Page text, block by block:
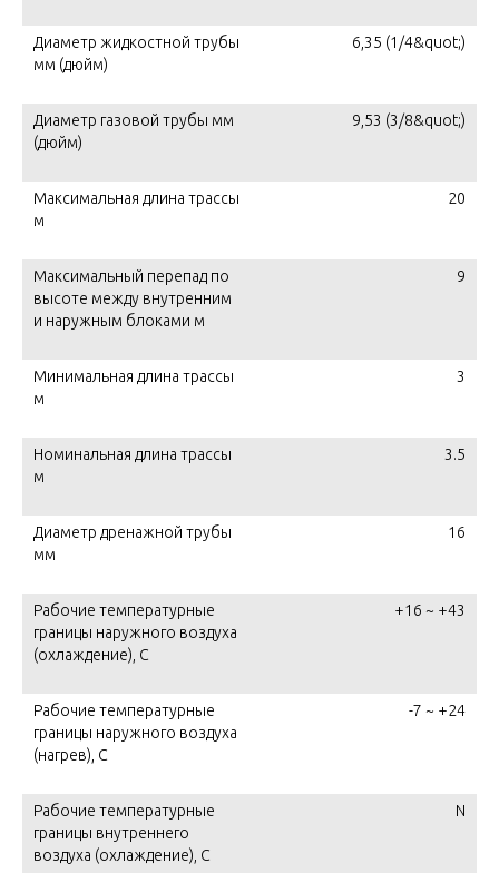
Диаметр жидкостной трубы
мм (дюйм)
6,35 (1/4&quot;)
Диаметр газовой трубы мм
(дюйм)
9,53 (3/8&quot;)
Максимальная длина трассы
м
20
Максимальный перепад по
высоте между внутренним
и наружным блоками м
9
Минимальная длина трассы
м
3
Номинальная длина трассы
м
3.5
Диаметр дренажной трубы
мм
16
Рабочие температурные
границы наружного воздуха
(охлаждение), C
+16 ~ +43
Рабочие температурные
границы наружного воздуха
(нагрев), C
-7 ~ +24
Рабочие температурные
границы внутреннего
воздуха (охлаждение), C
N